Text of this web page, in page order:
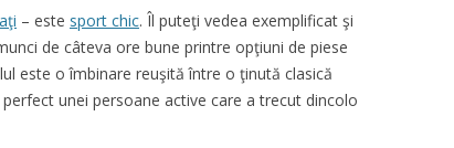
– este sport chic. Îl puteţi vedea exemplificat şi
de câteva ore bune printre opţiuni de piese
este o îmbinare reuşită între o ţinută clasică
unei persoane active care a trecut dincolo